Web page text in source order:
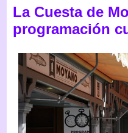
La Cuesta de
programación